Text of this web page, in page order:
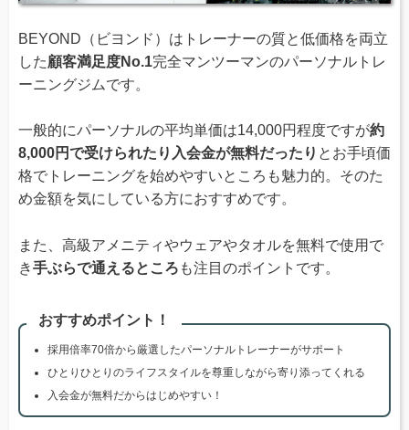
BEYOND（ビヨンド）はトレーナーの質と低価格を両立
した顧客満足度No.1完全マンツーマンのパーソナルトレ
ーニングジムです。
一般的にパーソナルの平均単価は14,000円程度ですが約
8,000円で受けられたり入会金が無料だったり とお手頃価
格でトレーニングを始めやすいところも魅力的。そのた
め金額を気にしている方におすすめです。
また、高級アメニティやウェアやタオルを無料で使用で
き手ぶらで通えるところ も注目のポイントです。
おすすめポイント！
採用倍率70倍から厳選したパーソナルトレーナーがサポート
ひとりひとりのライフスタイルを尊重しながら寄り添ってくれる
入会金が無料だからはじめやすい！